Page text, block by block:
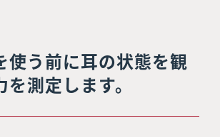
う前に耳の状態を観
測定します。